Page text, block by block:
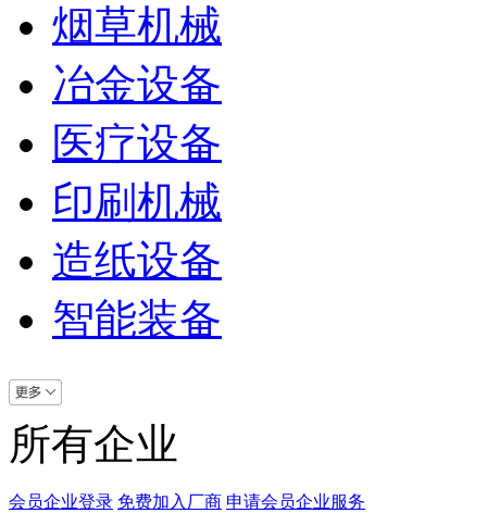
烟草机械
冶金设备
医疗设备
印刷机械
造纸设备
智能装备
所有企业
会员企业登录 免费加入厂商 申请会员企业服务